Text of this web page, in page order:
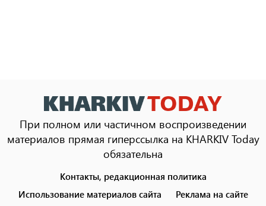
При полном или частичном воспроизведении
материалов прямая гиперссылка на KHARKIV Today
обязательна
menu
Контакты, редакционная политика
Использование материалов сайта
Реклама на сайте